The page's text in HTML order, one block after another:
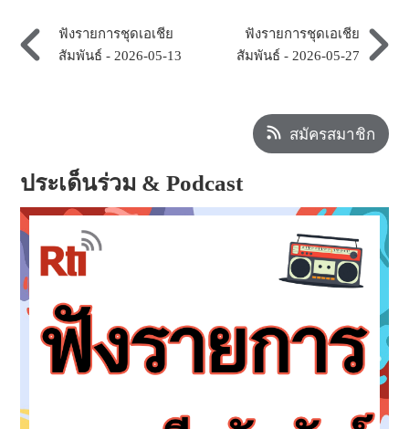
ฟังรายการชุดเอเชีย
สัมพันธ์ - 2026-05-13
ฟังรายการชุดเอเชีย
สัมพันธ์ - 2026-05-27
สมัครสมาชิก
ประเด็นร่วม & Podcast